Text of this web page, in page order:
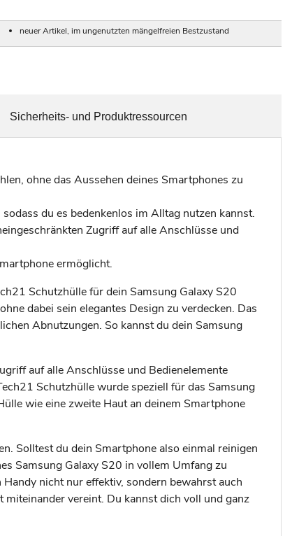
neuer Artikel, im ungenutzten mängelfreien Bestzustand
ohne das Aussehen deines Smartphones zu
du es bedenkenlos im Alltag nutzen kannst.
Zugriff auf alle Anschlüsse und
ermöglicht.
Schutzhülle für dein Samsung Galaxy S20
dabei sein elegantes Design zu verdecken. Das
Abnutzungen. So kannst du dein Samsung
auf alle Anschlüsse und Bedienelemente
Schutzhülle wurde speziell für das Samsung
wie eine zweite Haut an deinem Smartphone
Solltest du dein Smartphone also einmal reinigen
Samsung Galaxy S20 in vollem Umfang zu
nicht nur effektiv, sondern bewahrst auch
vereint. Du kannst dich voll und ganz
Sicherheits- und Produktressourcen